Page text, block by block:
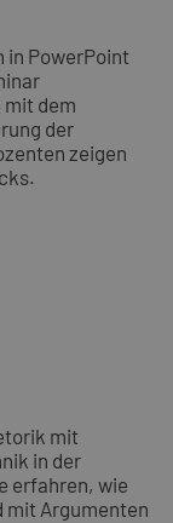
in PowerPoint
mit dem
der
zeigen
mit
in der
erfahren, wie
mit Argumenten